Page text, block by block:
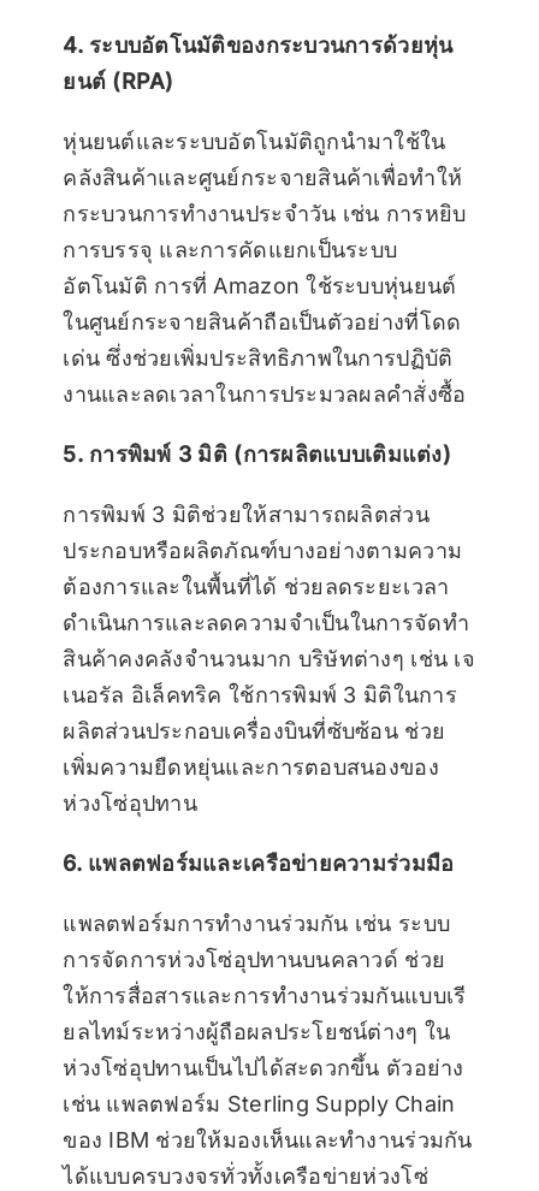
4. ระบบอัตโนมัติของกระบวนการด้วยหุ่น
ยนต์ (RPA)
หุ่นยนต์และระบบอัตโนมัติถูกนำมาใช้ใน
คลังสินค้าและศูนย์กระจายสินค้าเพื่อทำให้
กระบวนการทำงานประจำวัน เช่น การหยิบ
การบรรจุ และการคัดแยกเป็นระบบ
อัตโนมัติ การที่ Amazon ใช้ระบบหุ่นยนต์
ในศูนย์กระจายสินค้าถือเป็นตัวอย่างที่โดด
เด่น ซึ่งช่วยเพิ่มประสิทธิภาพในการปฏิบัติ
งานและลดเวลาในการประมวลผลคำสั่งซื้อ
5. การพิมพ์ 3 มิติ (การผลิตแบบเติมแต่ง)
การพิมพ์ 3 มิติช่วยให้สามารถผลิตส่วน
ประกอบหรือผลิตภัณฑ์บางอย่างตามความ
ต้องการและในพื้นที่ได้ ช่วยลดระยะเวลา
ดำเนินการและลดความจำเป็นในการจัดทำ
สินค้าคงคลังจำนวนมาก บริษัทต่างๆ เช่น เจ
เนอรัล อิเล็คทริค ใช้การพิมพ์ 3 มิติในการ
ผลิตส่วนประกอบเครื่องบินที่ซับซ้อน ช่วย
เพิ่มความยืดหยุ่นและการตอบสนองของ
ห่วงโซ่อุปทาน
6. แพลตฟอร์มและเครือข่ายความร่วมมือ
แพลตฟอร์มการทำงานร่วมกัน เช่น ระบบ
การจัดการห่วงโซ่อุปทานบนคลาวด์ ช่วย
ให้การสื่อสารและการทำงานร่วมกันแบบเรี
ยลไทม์ระหว่างผู้ถือผลประโยชน์ต่างๆ ใน
ห่วงโซ่อุปทานเป็นไปได้สะดวกขึ้น ตัวอย่าง
เช่น แพลตฟอร์ม Sterling Supply Chain
ของ IBM ช่วยให้มองเห็นและทำงานร่วมกัน
ได้แบบครบวงจรทั่วทั้งเครือข่ายห่วงโซ่